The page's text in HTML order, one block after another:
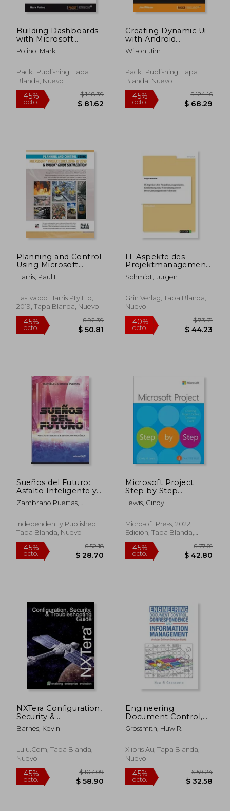
Building Dashboards
with Microsoft
Dynamics GP 2013
and Excel 2013 (en
Polino, Mark
Packt Publishing, Tapa
Blanda, Nuevo
Creating Dynamic Ui
with Android
Fragments (en
Inglés)
Wilson, Jim
Packt Publishing, Tapa
Blanda, Nuevo
Planning and Control
Using Microsoft
Project 2013, 2016 or
2019 & Pmbok Guide
Inglés)
Harris, Paul E.
Eastwood Harris Pty Ltd,
2019, Tapa Blanda, Nuevo
45%
dcto. $ 50.81
IT-Aspekte des
Projektmanagements.
Einführung und
Umsetzung einer
Software (en Alemán)
Schmidt, Jürgen
Grin Verlag, Tapa Blanda,
Nuevo
40%
dcto.
Sueños del Futuro:
Asfalto Inteligente y
Levitación Magnética
Zambrano Puertas,
Independently Published,
Tapa Blanda, Nuevo
Microsoft Project
Step by Step
(Covering Project
Online Desktop
Lewis, Cindy
Microsoft Press, 2022, 1
Edición, Tapa Blanda,
Nuevo
NXTera Configuration,
Security &
Troubleshooting (en
Inglés)
Barnes, Kevin
Lulu.com, Tapa Blanda,
Nuevo
Engineering
Document Control,
Correspondence and
Information
(Includes Software
Selection Guide) for
Grossmith, Huw R.
Xlibris Au, Tapa Blanda,
Nuevo